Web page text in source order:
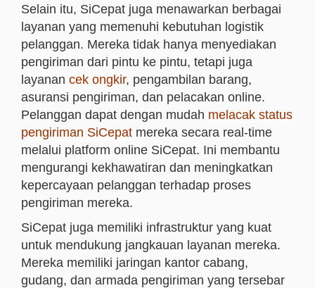
Selain itu, SiCepat juga menawarkan berbagai
layanan yang memenuhi kebutuhan logistik
pelanggan. Mereka tidak hanya menyediakan
pengiriman dari pintu ke pintu, tetapi juga
layanan cek ongkir, pengambilan barang,
asuransi pengiriman, dan pelacakan online.
Pelanggan dapat dengan mudah melacak status
pengiriman SiCepat mereka secara real-time
melalui platform online SiCepat. Ini membantu
mengurangi kekhawatiran dan meningkatkan
kepercayaan pelanggan terhadap proses
pengiriman mereka.
SiCepat juga memiliki infrastruktur yang kuat
untuk mendukung jangkauan layanan mereka.
Mereka memiliki jaringan kantor cabang,
gudang, dan armada pengiriman yang tersebar